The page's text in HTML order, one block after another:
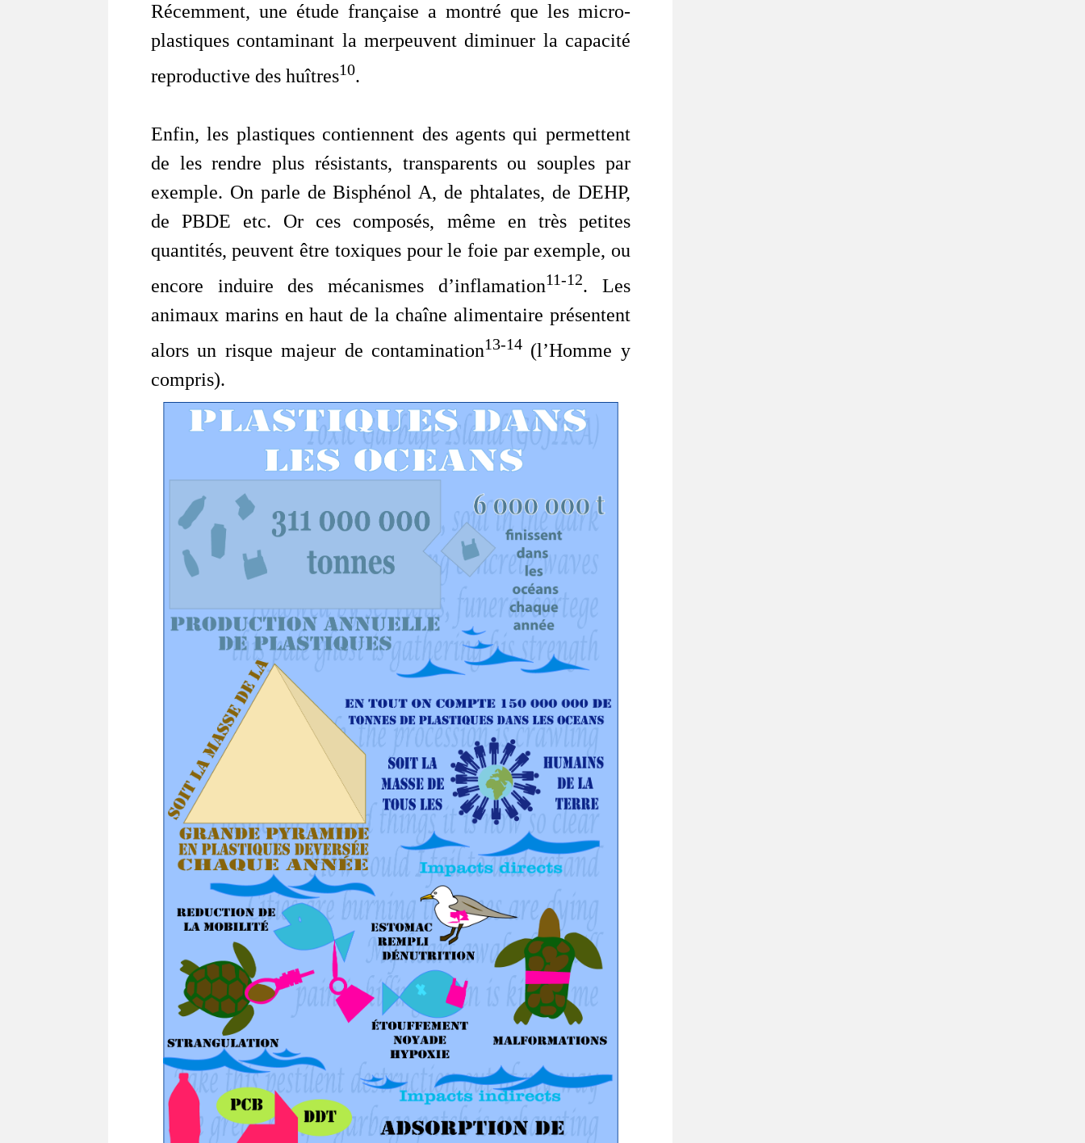
Récemment, une étude française a montré que les micro-
plastiques contaminant la merpeuvent diminuer la capacité
reproductive des huîtres10.
Enfin, les plastiques contiennent des agents qui permettent
de les rendre plus résistants, transparents ou souples par
exemple. On parle de Bisphénol A, de phtalates, de DEHP,
de PBDE etc. Or ces composés, même en très petites
quantités, peuvent être toxiques pour le foie par exemple, ou
encore induire des mécanismes d’inflamation11-12. Les
animaux marins en haut de la chaîne alimentaire présentent
alors un risque majeur de contamination13-14(l’Homme y
compris).